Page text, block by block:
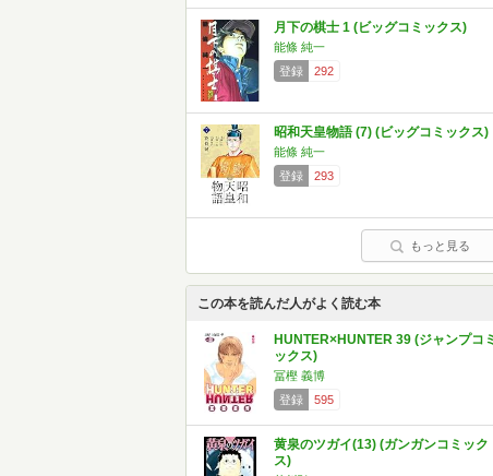
月下の棋士 1 (ビッグコミックス)
能條 純一
登録
292
昭和天皇物語 (7) (ビッグコミックス)
能條 純一
登録
293
もっと見る
この本を読んだ人がよく読む本
HUNTER×HUNTER 39 (ジャンプコミ
ックス)
冨樫 義博
登録
595
黄泉のツガイ(13) (ガンガンコミック
ス)